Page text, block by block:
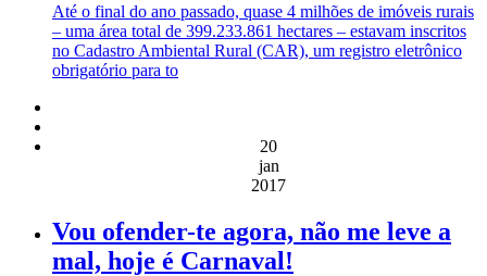
Até o final do ano passado, quase 4 milhões de imóveis rurais
– uma área total de 399.233.861 hectares – estavam inscritos
no Cadastro Ambiental Rural (CAR), um registro eletrônico
obrigatório para to
20
jan
2017
Vou ofender-te agora, não me leve a
mal, hoje é Carnaval!